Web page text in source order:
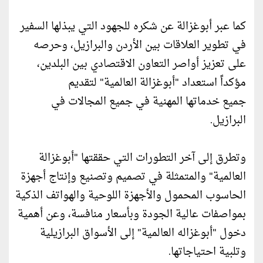
كما عبر أبوغزالة عن شكره للجهود التي يبذلها السفير
في تطوير العلاقات بين الأردن والبرازيل، وحرصه
على تعزيز أواصر التعاون الاقتصادي بين البلدين،
مؤكداً استعداد "أبوغزالة العالمية" لتقديم
جميع خدماتها المهنية في جميع المجالات في
البرازيل.
وتطرق إلى آخر التطورات التي حققتها "أبوغزالة
العالمية" والمتمثلة في تصميم وتصنيع وإنتاج أجهزة
الحاسوب المحمول والأجهزة اللوحية والهواتف الذكية
بمواصفات عالية الجودة وبأسعار منافسة، وعن أهمية
دخول "أبوغزاله العالمية" إلى الأسواق البرازيلية
وتلبية احتياجاتها.